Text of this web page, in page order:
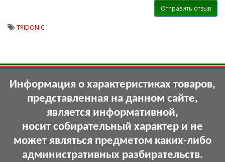
Отправить отзыв
TRIDONIC
Информация о характеристиках товаров,
представленная на данном сайте,
является информативной,
носит собирательный характер и не
может являться предметом каких-либо
административных разбирательств.